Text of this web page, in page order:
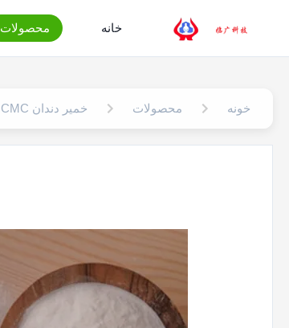
خانه محصولات
خونه محصولات خمیر دندان CMC